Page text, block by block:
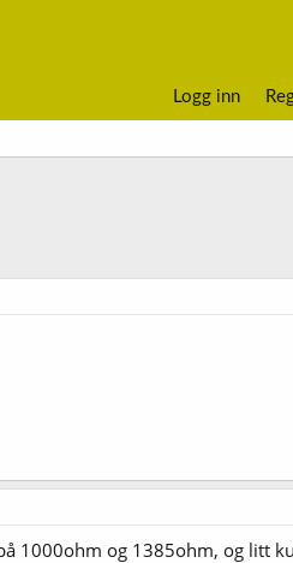
Logg inn
1000ohm og 1385ohm, og litt